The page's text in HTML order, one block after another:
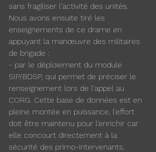
sans fragiliser l'activité des unités.
Nous avons ensuite tiré les
enseignements de ce drame en
appuyant la manœuvre des militaires
de brigade :
- par le déploiement du module
SIP/BDSP, qui permet de préciser le
renseignement lors de l'appel au
CORG. Cette base de données est en
pleine montée en puissance, l'effort
doit être maintenu pour l'enrichir car
elle concourt directement à la
sécurité des primo-intervenants,